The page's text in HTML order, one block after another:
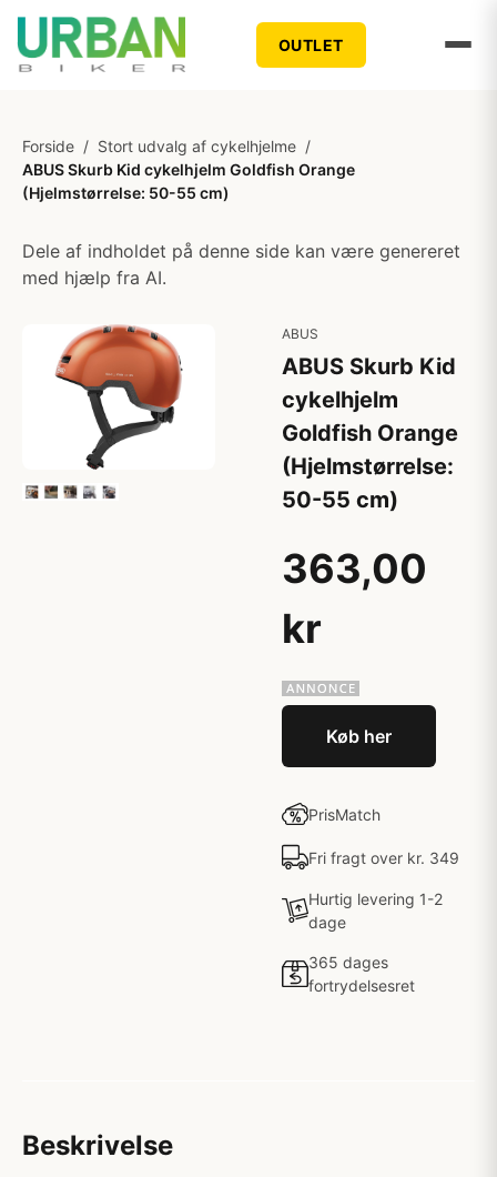
OUTLET
Forside / Stort udvalg af cykelhjelme /
ABUS Skurb Kid cykelhjelm Goldfish Orange
(Hjelmstørrelse: 50-55 cm)
Dele af indholdet på denne side kan være genereret
med hjælp fra AI.
ABUS
ABUS Skurb Kid
cykelhjelm
Goldfish Orange
(Hjelmstørrelse:
50-55 cm)
363,00
kr
Køb her
PrisMatch
Fri fragt over kr. 349
Hurtig levering 1-2
dage
365 dages
fortrydelsesret
Beskrivelse